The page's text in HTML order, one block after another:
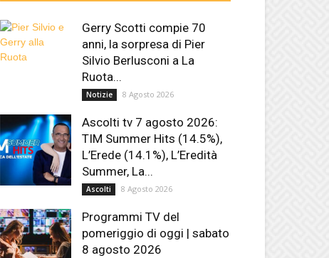
Gerry Scotti compie 70
anni, la sorpresa di Pier
Silvio Berlusconi a La
Ruota...
Notizie 8 Agosto 2026
Ascolti tv 7 agosto 2026:
TIM Summer Hits (14.5%),
L’Erede (14.1%), L’Eredità
Summer, La...
Ascolti 8 Agosto 2026
Programmi TV del
pomeriggio di oggi | sabato
8 agosto 2026